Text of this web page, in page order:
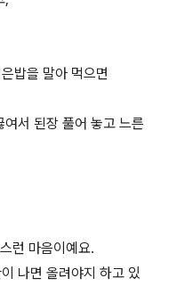
밥을 말아 먹으면
서 된장 풀어 놓고 느른
런 마음이예요.
나면 올려야지 하고 있